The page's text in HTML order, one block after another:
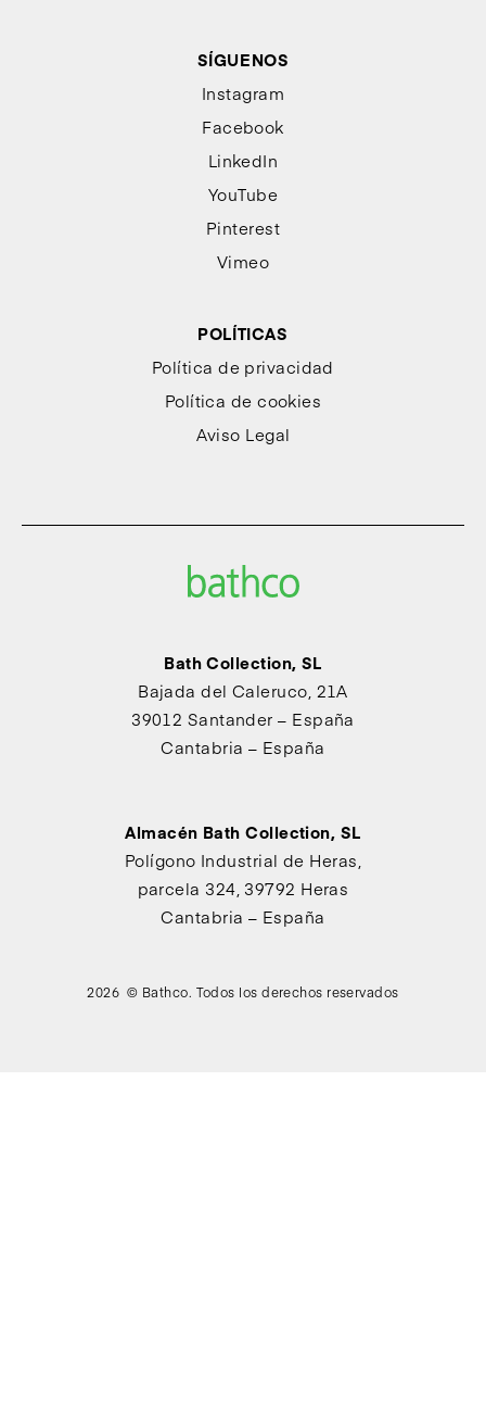
SÍGUENOS
Instagram
Facebook
LinkedIn
YouTube
Pinterest
Vimeo
POLÍTICAS
Política de privacidad
Política de cookies
Aviso Legal
Bath Collection, SL
Bajada del Caleruco, 21A
39012 Santander – España
Cantabria – España
Almacén Bath Collection, SL
Polígono Industrial de Heras,
parcela 324, 39792 Heras
Cantabria – España
2026 © Bathco. Todos los derechos reservados